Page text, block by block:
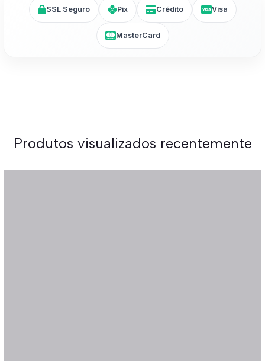
SSL Seguro Pix Crédito Visa
MasterCard
Produtos visualizados recentemente